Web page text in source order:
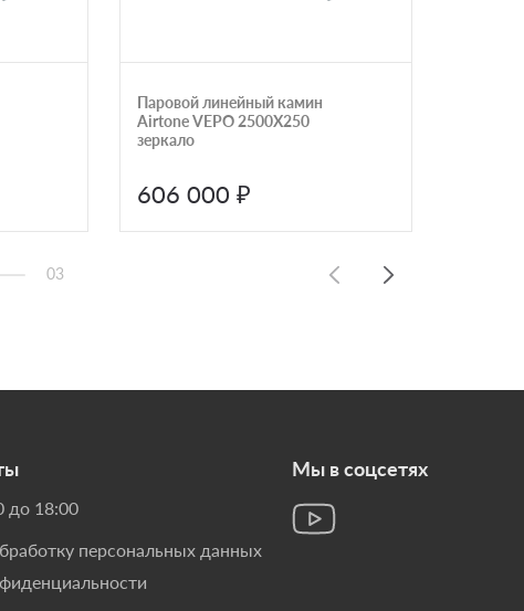
Паровой линейный камин
Airtone VEPO 2500X250
зеркало
606 000 ₽
03
до 18:00
персональных данных
Мы в соцсетях